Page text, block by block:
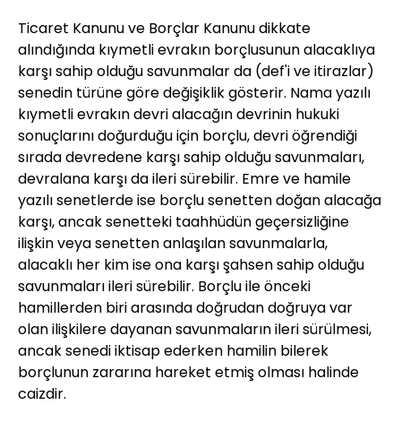
Ticaret Kanunu ve Borçlar Kanunu dikkate
alındığında kıymetli evrakın borçlusunun alacaklıya
karşı sahip olduğu savunmalar da (def'i ve itirazlar)
senedin türüne göre değişiklik gösterir. Nama yazılı
kıymetli evrakın devri alacağın devrinin hukuki
sonuçlarını doğurduğu için borçlu, devri öğrendiği
sırada devredene karşı sahip olduğu savunmaları,
devralana karşı da ileri sürebilir. Emre ve hamile
yazılı senetlerde ise borçlu senetten doğan alacağa
karşı, ancak senetteki taahhüdün geçersizliğine
ilişkin veya senetten anlaşılan savunmalarla,
alacaklı her kim ise ona karşı şahsen sahip olduğu
savunmaları ileri sürebilir. Borçlu ile önceki
hamillerden biri arasında doğrudan doğruya var
olan ilişkilere dayanan savunmaların ileri sürülmesi,
ancak senedi iktisap ederken hamilin bilerek
borçlunun zararına hareket etmiş olması halinde
caizdir.